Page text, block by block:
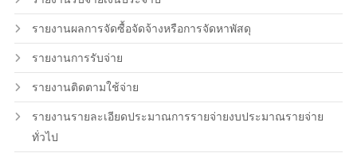
รายงานผลการจัดซื้อจัดจ้างหรือการจัดหาพัสดุ
รายงานการรับจ่าย
รายงานติดตามใช้จ่าย
รายงานรายละเอียดประมาณการรายจ่ายงบประมาณรายจ่าย
ทั่วไป